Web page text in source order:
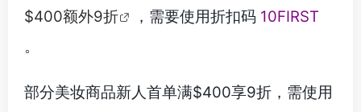
$400额外9折
，需要使用折扣码 10FIRST
。
部分美妆商品新人首单满$400享9折，需使用